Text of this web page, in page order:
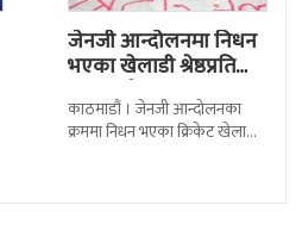
जेनजी आन्दोलनमा निधन
भएका खेलाडी श्रेष्ठप्रति
श्रद्धाञ्जली
काठमाडौं । जेनजी आन्दोलनका
क्रममा निधन भएका क्रिकेट खेलाडी
त्रिपुरेश्वरस्थीत राष्ट्रिय खेलकुद